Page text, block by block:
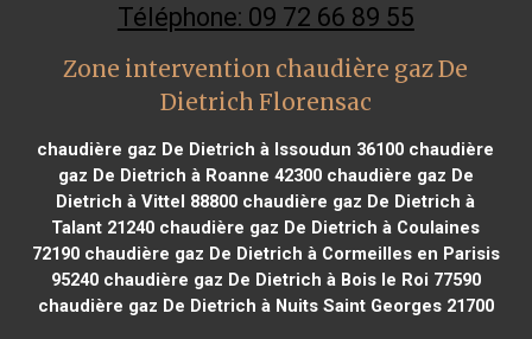
Téléphone: 09 72 66 89 55
Zone intervention chaudière gaz De
Dietrich Florensac
chaudière gaz De Dietrich à Issoudun 36100 chaudière
gaz De Dietrich à Roanne 42300chaudière gaz De
Dietrich à Vittel 88800 chaudière gaz De Dietrich à
Talant 21240 chaudière gaz De Dietrich à Coulaines
72190chaudière gaz De Dietrich à Cormeilles en Parisis
95240chaudière gaz De Dietrich à Bois le Roi 77590
chaudière gaz De Dietrich à Nuits Saint Georges 21700